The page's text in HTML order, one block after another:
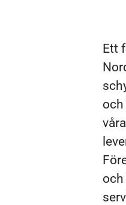
Ett